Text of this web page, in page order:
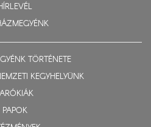
TÖRTÉNETE
KEGYHELYÜNK
PAPOK